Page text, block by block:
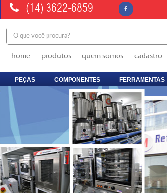
(14) 3622-6859
home produtos quem somos cadastro
PEÇAS COMPONENTES FERRAMENTAS